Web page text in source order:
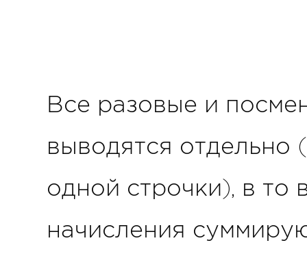
Все разовые и
выводятся отдельно
одной строчки), в то
начисления